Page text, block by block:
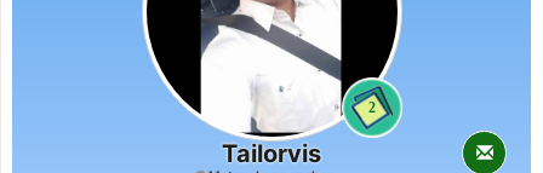
2
Tailorvis